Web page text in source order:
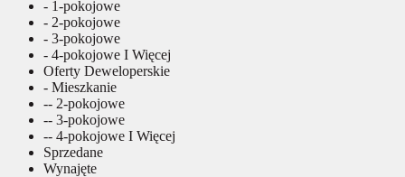
- 1-pokojowe
- 2-pokojowe
- 3-pokojowe
- 4-pokojowe I Więcej
Oferty Deweloperskie
- Mieszkanie
-- 2-pokojowe
-- 3-pokojowe
-- 4-pokojowe I Więcej
Sprzedane
Wynajęte